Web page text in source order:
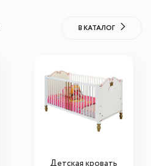
В КАТАЛОГ
Детская кровать